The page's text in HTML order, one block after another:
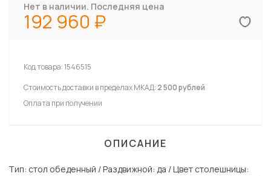
Нет в наличии. Последняя цена
192 960
Код товара:1546515
Стоимость доставки в пределах МКАД: 2 500 рублей
Оплата при получении
ОПИСАНИЕ
Тип: стол обеденный / Раздвижной: да / Цвет столешницы: